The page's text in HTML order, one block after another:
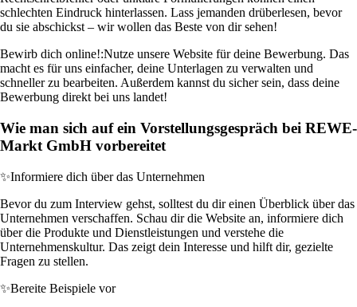
schlechten Eindruck hinterlassen. Lass jemanden drüberlesen, bevor
du sie abschickst – wir wollen das Beste von dir sehen!
Bewirb dich online!:Nutze unsere Website für deine Bewerbung. Das
macht es für uns einfacher, deine Unterlagen zu verwalten und
schneller zu bearbeiten. Außerdem kannst du sicher sein, dass deine
Bewerbung direkt bei uns landet!
Wie man sich auf ein Vorstellungsgespräch bei REWE-
Markt GmbH vorbereitet
✨Informiere dich über das Unternehmen
Bevor du zum Interview gehst, solltest du dir einen Überblick über das
Unternehmen verschaffen. Schau dir die Website an, informiere dich
über die Produkte und Dienstleistungen und verstehe die
Unternehmenskultur. Das zeigt dein Interesse und hilft dir, gezielte
Fragen zu stellen.
✨Bereite Beispiele vor